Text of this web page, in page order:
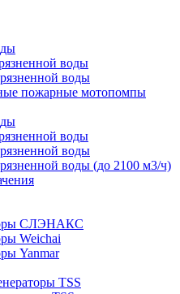
воды
воды
пожарные мотопомпы
воды
воды
воды (до 2100 м3/ч)
СЛЭНАКС
Weichai
Yanmar
TSS